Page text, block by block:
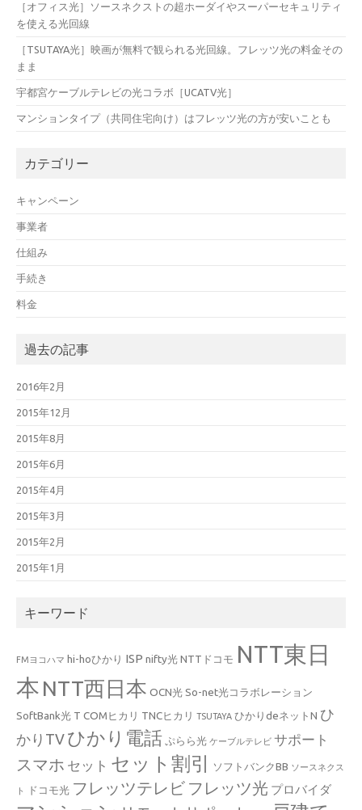
［オフィス光］ソースネクストの超ホーダイやスーパーセキュリティ
を使える光回線
［TSUTAYA光］映画が無料で観られる光回線。フレッツ光の料金その
まま
宇都宮ケーブルテレビの光コラボ［UCATV光］
マンションタイプ（共同住宅向け）はフレッツ光の方が安いことも
カテゴリー
キャンペーン
事業者
仕組み
手続き
料金
過去の記事
2016年2月
2015年12月
2015年8月
2015年6月
2015年4月
2015年3月
2015年2月
2015年1月
キーワード
FMヨコハマ hi-hoひかり ISP nifty光NTTドコモ NTT東日
本 NTT西日本 OCN光So-net光コラボレーション
SoftBank光 T COMヒカリ TNCヒカリ TSUTAYA ひかりdeネットN ひ
かりTV ひかり電話ぷらら光 ケーブルテレビ サポート
スマホ セット セット割引 ソフトバンクBB ソースネクス
ト ドコモ光 フレッツテレビ フレッツ光 プロバイダ